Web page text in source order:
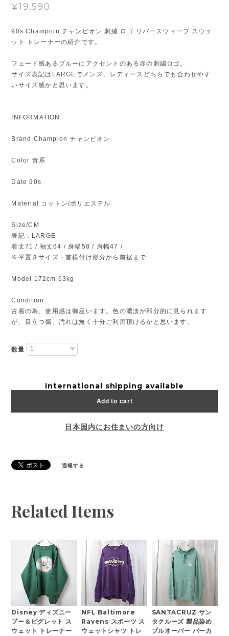
¥19,590
90s Champion チャンピオン 刺繍 ロゴ リバースウィーブ スウェ
ット トレーナーの紹介です。
フェード感あるブルーにアクセントのある赤の刺繍ロゴ。
サイズ表記はLARGEでメンズ、レディースどちらでも合わせやす
いサイズ感かと思います。
INFORMATION
Brand Champion チャンピオン
Color 青系
Date 90s
Material コットン/ポリエステル
Size/CM
表記：LARGE
着丈71 / 袖丈64 / 身幅58 / 肩幅47 /
※平置きサイズ・首横付け部分から前裾まで
Model 172cm 63kg
Condition
古着の為、使用感は御座います。色の濃淡が部分的に見られます
が、目立つ傷、汚れは無く十分ご利用頂けるかと思います。
数量
International shipping available
Add to cart
日本国内にお住まいの方向け
通報する
Related Items
Disney ディズニー
プー＆ピグレット ス
ウェット トレーナー
NFL Baltimore
Ravens スポーツ ス
ウェットシャツ トレ
SANTACRUZ サン
タクルーズ 製品染め
プルオーバー パーカ